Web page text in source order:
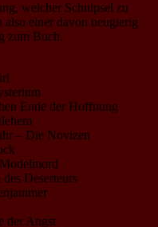
welcher Schnipsel zu
einer davon neugierig
zum Buch.
Ende der Hoffnung
– Die Novizen
Deserteurs
der Angst